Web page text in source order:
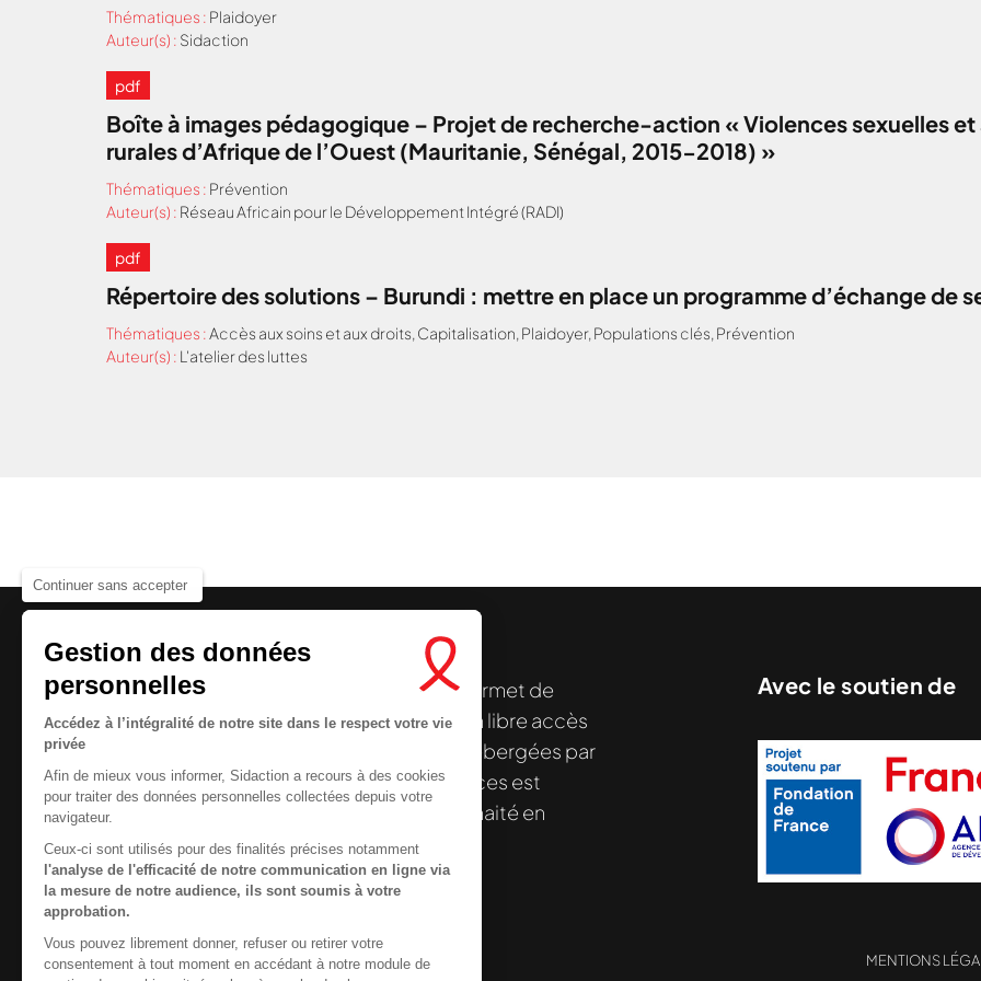
Continuer sans accepter
Gestion des données
personnelles
Accédez à l’intégralité de notre site dans le respect votre vie
privée
Afin de mieux vous informer, Sidaction a recours à des cookies
pour traiter des données personnelles collectées depuis votre
navigateur.
Ceux-ci sont utilisés pour des finalités précises notamment
l'analyse de l'efficacité de notre communication en ligne via
la mesure de notre audience, ils sont soumis à votre
approbation.
Vous pouvez librement donner, refuser ou retirer votre
consentement à tout moment en accédant à notre module de
Thématiques : Plaidoyer
Auteur(s) : Sidaction
pdf
Boîte à images pédagogique – Projet de recherche-action « Violences sexuelles
rurales d’Afrique de l’Ouest (Mauritanie, Sénégal, 2015-2018) »
Thématiques : Prévention
Auteur(s) : Réseau Africain pour le Développement Intégré (RADI)
pdf
Répertoire des solutions – Burundi : mettre en place un programme d’échange de
Thématiques :Accès aux soins et aux droits, Capitalisation, Plaidoyer, Populations clés, Prévention
Auteur(s) : L'atelier des luttes
Le centre de ressources de Sidactionpermet de
disposer de ressources francophones en libre accès
. À l’origine, hébergées par
la Plateforme ELSA, le Centre de ressources est
désormais gérée par Sidaction qui a souhaité en
reprendre le pilotage.
Avec le soutien de
Contactez-nous MENTIONS